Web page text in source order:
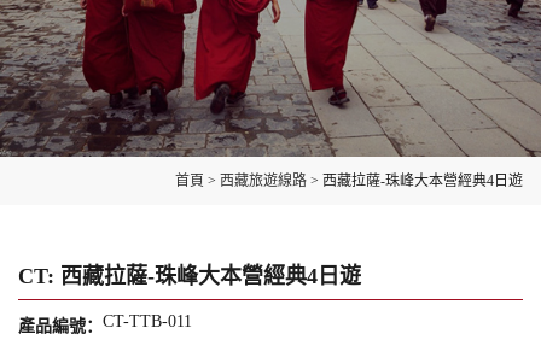
首頁 > 西藏旅遊線路 > 西藏拉薩-珠峰大本營經典4日遊
CT: 西藏拉薩-珠峰大本營經典4日遊
產品編號： CT-TTB-011